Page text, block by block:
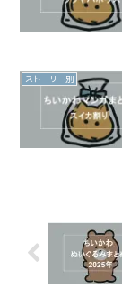
ストーリー別